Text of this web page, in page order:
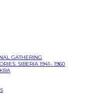
GATHERING
SIBERIA 1941– 1960